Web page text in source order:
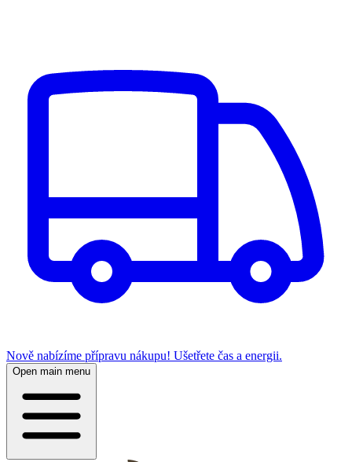
Nově nabízíme přípravu nákupu! Ušetřete čas a energii.
Open main menu